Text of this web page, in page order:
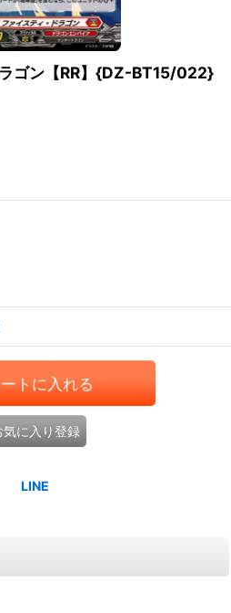
ゴン【RR】{DZ-BT15/022}
トに入れる
気に入り登録